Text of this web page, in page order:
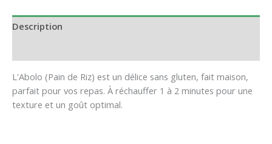
Description
L'Abolo (Pain de Riz) est un délice sans gluten, fait maison,
parfait pour vos repas. À réchauffer 1 à 2 minutes pour une
texture et un goût optimal.